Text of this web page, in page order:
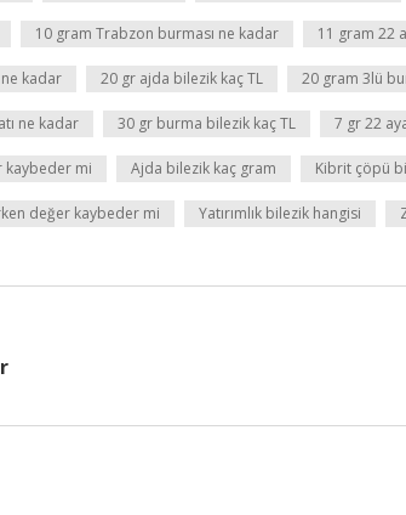
10 gram Trabzon burması ne kadar 11 gram 22
kadar 20 gr ajda bilezik kaç TL 20 gram 3lü
ne kadar 30 gr burma bilezik kaç TL 7 gr 22
kaybeder mi Ajda bilezik kaç gram Kibrit çöpü
değer kaybeder mi Yatırımlık bilezik hangisi